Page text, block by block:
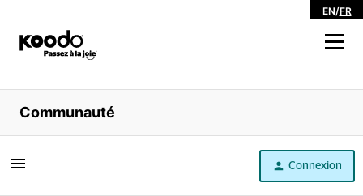
EN/FR
Magasiner
Libre service
Aide
Communauté
Connexion